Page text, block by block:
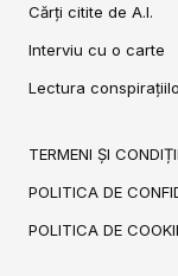
Cărți citite de A.I.
Interviu cu o carte
Lectura
TERMENI ȘI CONDIȚII
POLITICA DE
POLITICA DE